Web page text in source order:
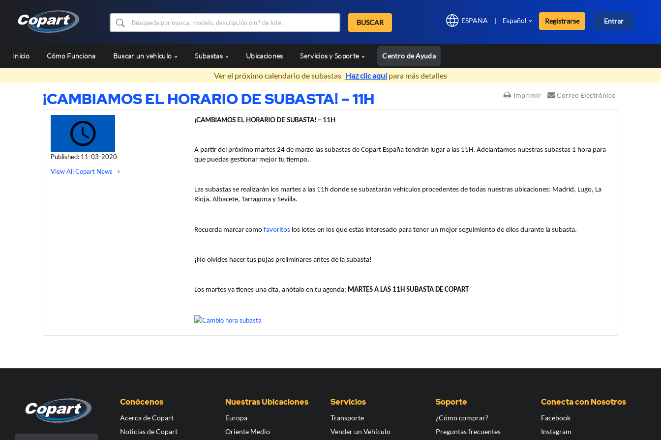
BUSCAR ESPAÑA | Español Registrarse Entrar
Inicio Cómo Funciona Buscar un vehículo Subastas Ubicaciones Servicios y Soporte Centro de Ayuda
Ver el próximo calendario de subastas Haz clic aquípara más detalles
¡CAMBIAMOS EL HORARIO DE SUBASTA! – 11H Imprimir Correo Electrónico
Published: 11-03-2020
View All Copart News
¡CAMBIAMOS EL HORARIO DE SUBASTA! – 11H
A partir del próximo martes 24 de marzo las subastas de Copart España tendrán lugar a las 11H. Adelantamos nuestras subastas 1 hora para
que puedas gestionar mejor tu tiempo.
Las subastas se realizarán los martes a las 11h donde se subastarán vehículos procedentes de todas nuestras ubicaciones: Madrid, Lugo, La
Rioja, Albacete, Tarragona y Sevilla.
Recuerda marcar como favoritos los lotes en los que estas interesado para tener un mejor seguimiento de ellos durante la subasta.
¡No olvides hacer tus pujas preliminares antes de la subasta!
Los martes ya tienes una cita, anótalo en tu agenda: MARTES A LAS 11H SUBASTA DE COPART
Conócenos
Acerca de Copart
Noticias de Copart
Nuestras Ubicaciones
Europa
Oriente Medio
Servicios
Transporte
Vender un Vehículo
Soporte
¿Cómo comprar?
Preguntas frecuentes
Conecta con Nosotros
Facebook
Instagram